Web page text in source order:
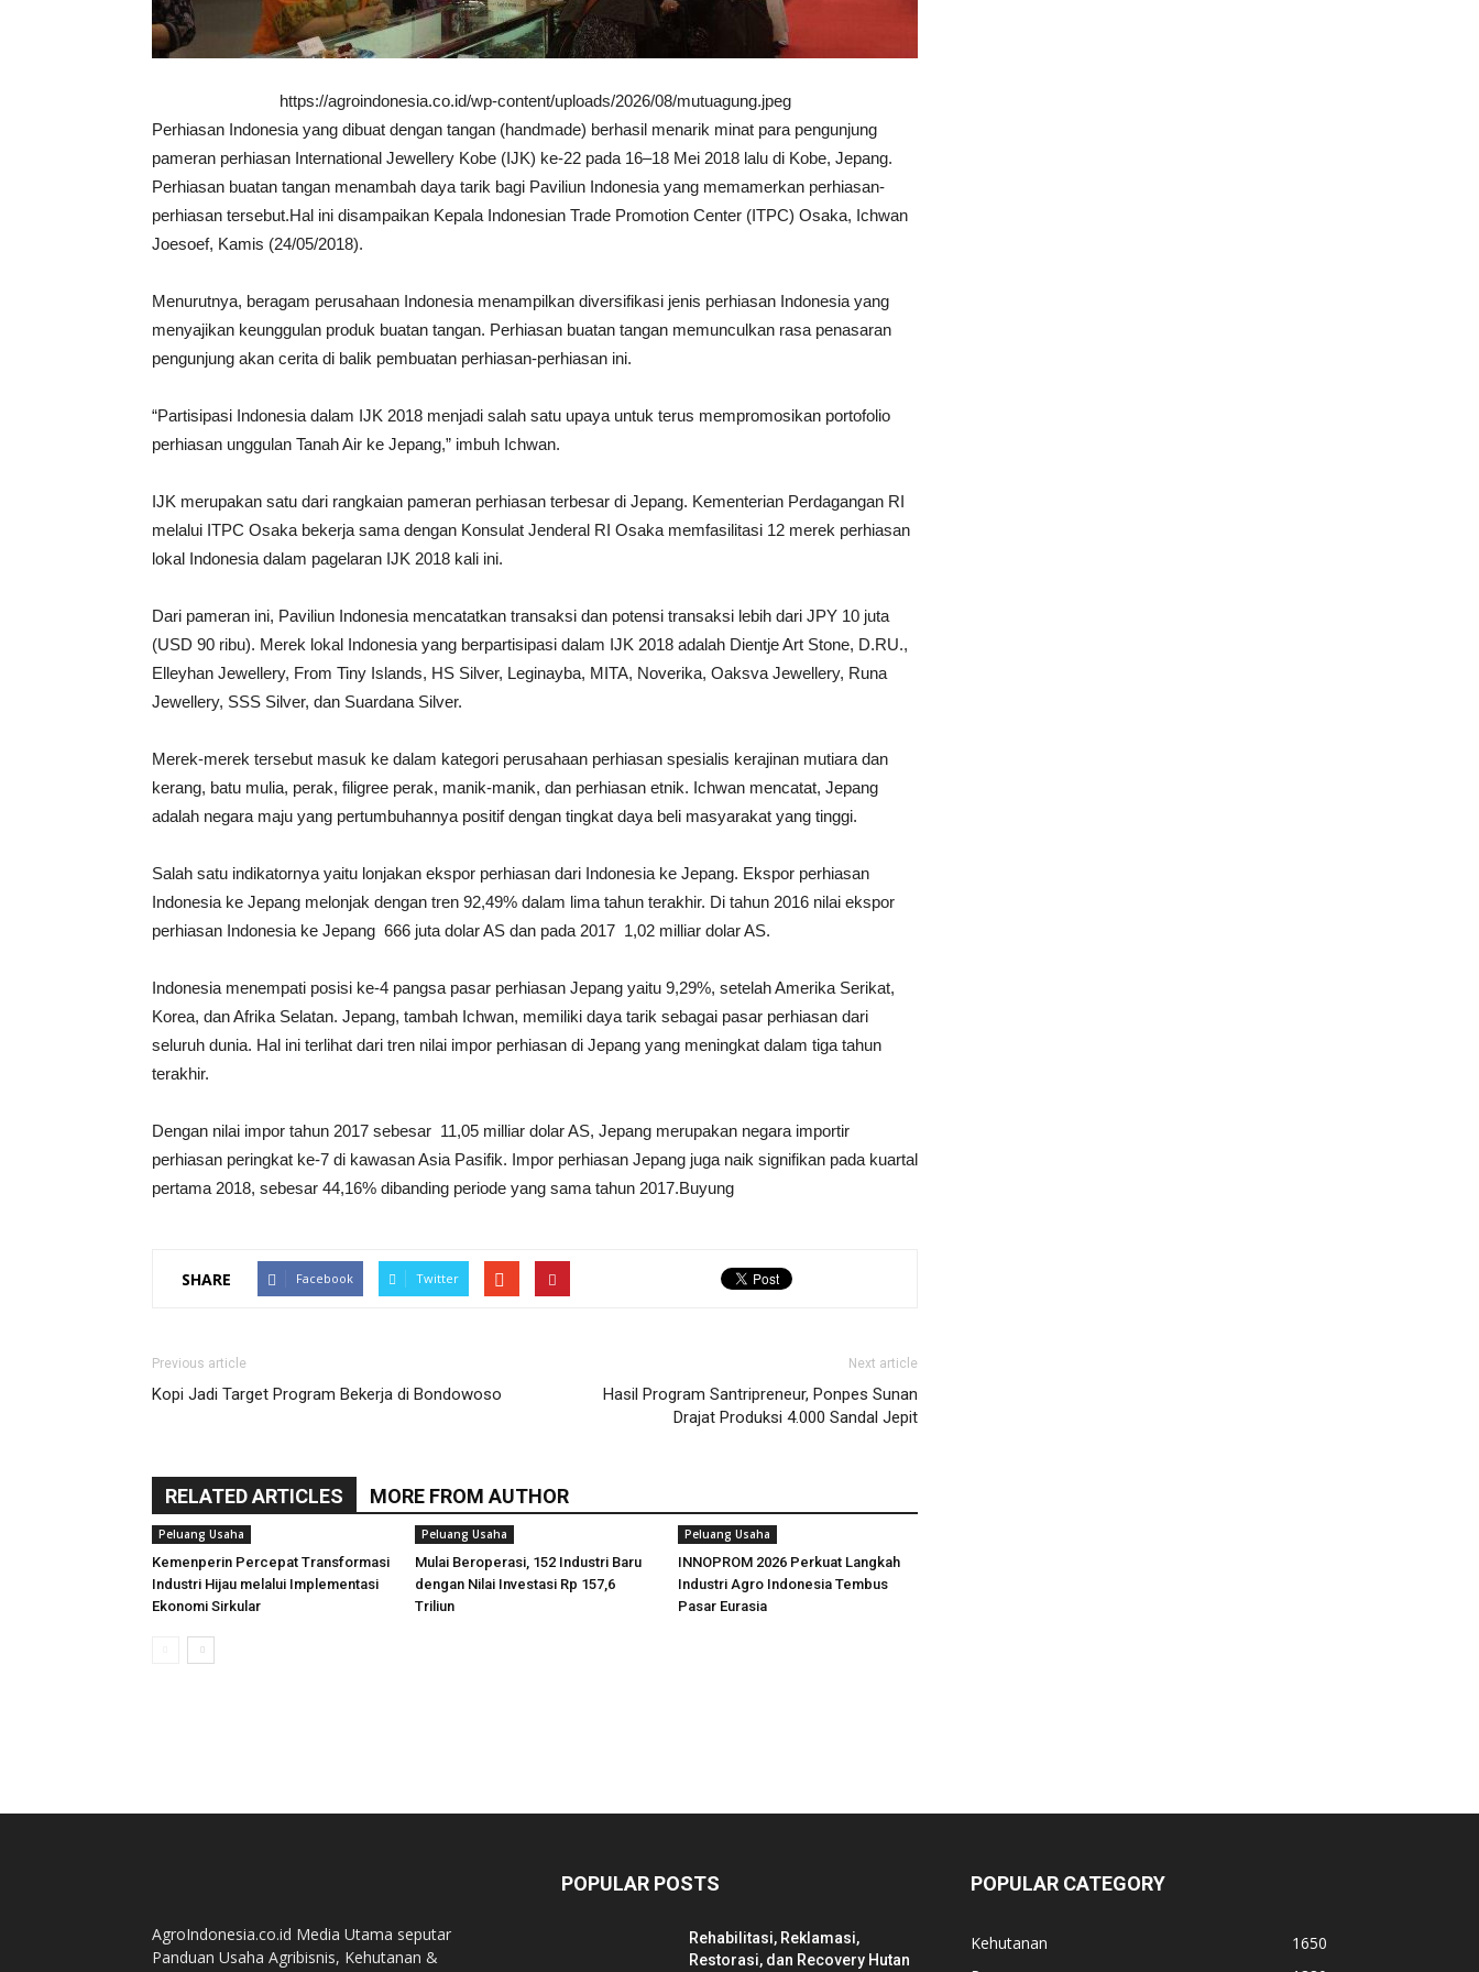
https://agroindonesia.co.id/wp-content/uploads/2026/08/mutuagung.jpeg
Perhiasan Indonesia yang dibuat dengan tangan (handmade) berhasil menarik minat para pengunjung
pameran perhiasan International Jewellery Kobe (IJK) ke-22 pada 16–18 Mei 2018 lalu di Kobe, Jepang.
Perhiasan buatan tangan menambah daya tarik bagi Paviliun Indonesia yang memamerkan perhiasan-
perhiasan tersebut.Hal ini disampaikan Kepala Indonesian Trade Promotion Center (ITPC) Osaka, Ichwan
Joesoef, Kamis (24/05/2018).
Menurutnya, beragam perusahaan Indonesia menampilkan diversifikasi jenis perhiasan Indonesia yang
menyajikan keunggulan produk buatan tangan. Perhiasan buatan tangan memunculkan rasa penasaran
pengunjung akan cerita di balik pembuatan perhiasan-perhiasan ini.
“Partisipasi Indonesia dalam IJK 2018 menjadi salah satu upaya untuk terus mempromosikan portofolio
perhiasan unggulan Tanah Air ke Jepang,” imbuh Ichwan.
IJK merupakan satu dari rangkaian pameran perhiasan terbesar di Jepang. Kementerian Perdagangan RI
melalui ITPC Osaka bekerja sama dengan Konsulat Jenderal RI Osaka memfasilitasi 12 merek perhiasan
lokal Indonesia dalam pagelaran IJK 2018 kali ini.
Dari pameran ini, Paviliun Indonesia mencatatkan transaksi dan potensi transaksi lebih dari JPY 10 juta
(USD 90 ribu). Merek lokal Indonesia yang berpartisipasi dalam IJK 2018 adalah Dientje Art Stone, D.RU.,
Elleyhan Jewellery, From Tiny Islands, HS Silver, Leginayba, MITA, Noverika, Oaksva Jewellery, Runa
Jewellery, SSS Silver, dan Suardana Silver.
Merek-merek tersebut masuk ke dalam kategori perusahaan perhiasan spesialis kerajinan mutiara dan
kerang, batu mulia, perak, filigree perak, manik-manik, dan perhiasan etnik. Ichwan mencatat, Jepang
adalah negara maju yang pertumbuhannya positif dengan tingkat daya beli masyarakat yang tinggi.
Salah satu indikatornya yaitu lonjakan ekspor perhiasan dari Indonesia ke Jepang. Ekspor perhiasan
Indonesia ke Jepang melonjak dengan tren 92,49% dalam lima tahun terakhir. Di tahun 2016 nilai ekspor
perhiasan Indonesia ke Jepang 666 juta dolar AS dan pada 2017 1,02 milliar dolar AS.
Indonesia menempati posisi ke-4 pangsa pasar perhiasan Jepang yaitu 9,29%, setelah Amerika Serikat,
Korea, dan Afrika Selatan. Jepang, tambah Ichwan, memiliki daya tarik sebagai pasar perhiasan dari
seluruh dunia. Hal ini terlihat dari tren nilai impor perhiasan di Jepang yang meningkat dalam tiga tahun
terakhir.
Dengan nilai impor tahun 2017 sebesar 11,05 milliar dolar AS, Jepang merupakan negara importir
perhiasan peringkat ke-7 di kawasan Asia Pasifik. Impor perhiasan Jepang juga naik signifikan pada kuartal
pertama 2018, sebesar 44,16% dibanding periode yang sama tahun 2017.Buyung
SHARE Facebook Twitter
Previous article
Kopi Jadi Target Program Bekerja di Bondowoso
Next article
Hasil Program Santripreneur, Ponpes Sunan
Drajat Produksi 4.000 Sandal Jepit
RELATED ARTICLES MORE FROM AUTHOR
Peluang Usaha
Kemenperin Percepat Transformasi
Industri Hijau melalui Implementasi
Ekonomi Sirkular
Peluang Usaha
Mulai Beroperasi, 152 Industri Baru
dengan Nilai Investasi Rp 157,6
Triliun
Peluang Usaha
INNOPROM 2026 Perkuat Langkah
Industri Agro Indonesia Tembus
Pasar Eurasia
AgroIndonesia.co.id Media Utama seputar
Panduan Usaha Agribisnis, Kehutanan &
POPULAR POSTS
Rehabilitasi, Reklamasi,
Restorasi, dan Recovery Hutan
POPULAR CATEGORY
Kehutanan
1650